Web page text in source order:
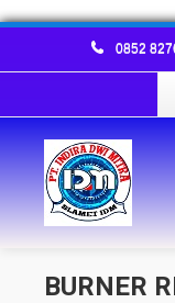
0852
BURNER